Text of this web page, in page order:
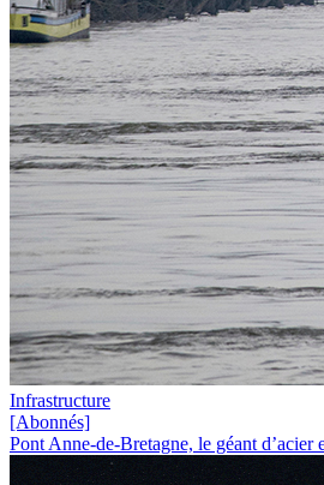
Infrastructure
[Abonnés]
Pont Anne-de-Bretagne, le géant d’acier